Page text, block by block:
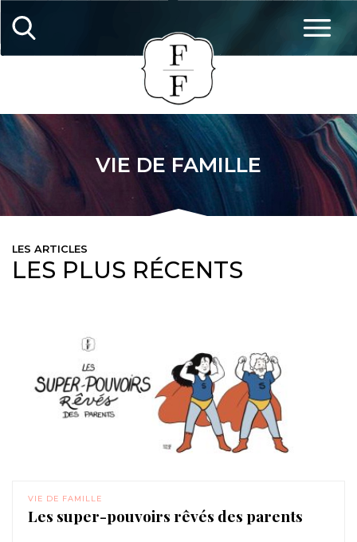
VIE DE FAMILLE
LES ARTICLES
LES PLUS RÉCENTS
VIE DE FAMILLE
Les super-pouvoirs rêvés des parents